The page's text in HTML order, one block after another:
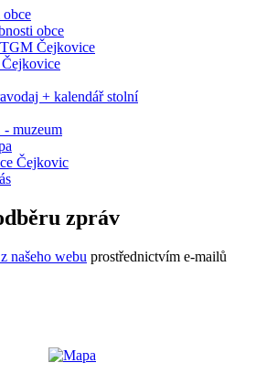
obce
obce
Čejkovice
+ kalendář stolní
muzeum
Čejkovic
zpráv
našeho webu prostřednictvím e-mailů